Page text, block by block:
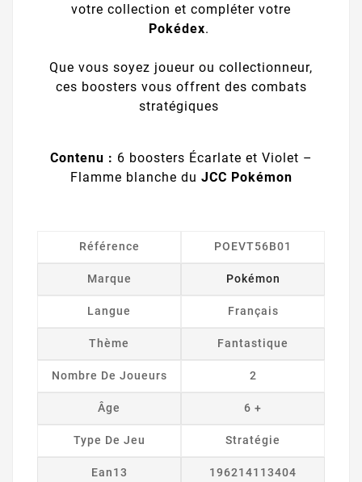
votre collection et compléter votre
Pokédex.
Que vous soyez joueur ou collectionneur,
ces boosters vous offrent des combats
stratégiques
Contenu : 6 boosters Écarlate et Violet –
Flamme blanche du JCC Pokémon
Référence POEVT56B01
Marque Pokémon
Langue Français
Thème Fantastique
Nombre De Joueurs 2
Âge 6 +
Type De Jeu Stratégie
Ean13 196214113404